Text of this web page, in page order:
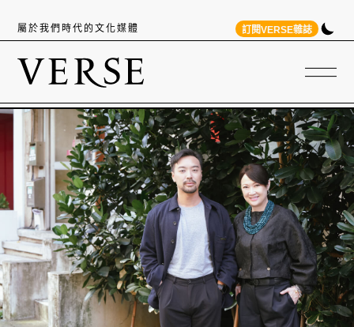
屬於我們時代的文化媒體 訂閱VERSE雜誌